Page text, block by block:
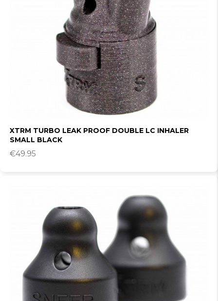
XTRM TURBO LEAK PROOF DOUBLE LC INHALER
SMALL BLACK
€49.95